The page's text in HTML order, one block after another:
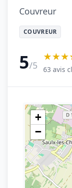
Couvreur
COUVREUR
5/5 63 avis
+
−